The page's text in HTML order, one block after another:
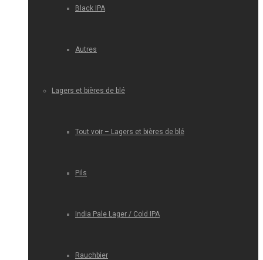
Black IPA
Autres
Lagers et bières de blé
Tout voir – Lagers et bières de blé
Pils
India Pale Lager / Cold IPA
Rauchbier